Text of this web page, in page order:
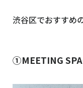
渋谷区でおすすめ
①MEETING